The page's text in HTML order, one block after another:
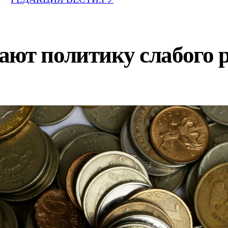
политику слабого